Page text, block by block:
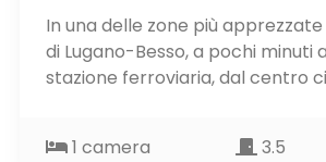
In una delle zone più
di Lugano-Besso, a pochi minuti
stazione ferroviaria, dal centro
1 camera 3.5